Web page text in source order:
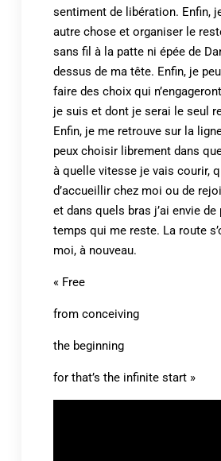
sentiment de libération. Enfin,
autre chose et organiser le
sans fil à la patte ni épée de
dessus de ma tête. Enfin, je
faire des choix qui
je suis et dont je serai le seul
Enfin, je me retrouve sur la
peux choisir librement dans
à quelle vitesse je vais courir,
d’accueillir chez moi ou de
et dans quels bras j’ai envie de
temps qui me reste. La route
moi, à nouveau.
« Free
from conceiving
the beginning
for that’s the infinite start »